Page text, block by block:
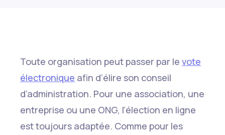
Toute organisation peut passer par le vote
électronique afin d’élire son conseil
d’administration. Pour une association, une
entreprise ou une ONG, l’élection en ligne
est toujours adaptée. Comme pour les